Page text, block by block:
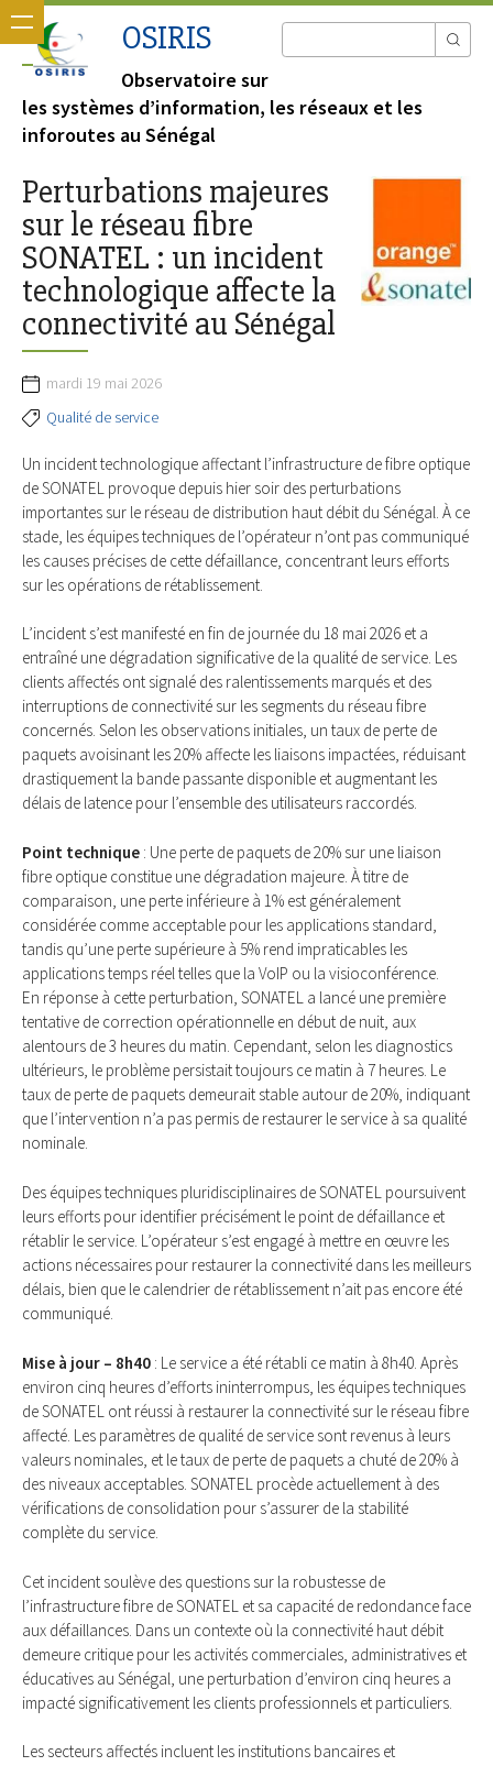
OSIRIS
Observatoire sur
les systèmes d’information, les réseaux et les
inforoutes au Sénégal
Perturbations majeures
sur le réseau fibre
SONATEL : un incident
technologique affecte la
connectivité au Sénégal
mardi 19 mai 2026
Qualité de service
Un incident technologique affectant l’infrastructure de fibre optique
de SONATEL provoque depuis hier soir des perturbations
importantes sur le réseau de distribution haut débit du Sénégal. À ce
stade, les équipes techniques de l’opérateur n’ont pas communiqué
les causes précises de cette défaillance, concentrant leurs efforts
sur les opérations de rétablissement.
L’incident s’est manifesté en fin de journée du 18 mai 2026 et a
entraîné une dégradation significative de la qualité de service. Les
clients affectés ont signalé des ralentissements marqués et des
interruptions de connectivité sur les segments du réseau fibre
concernés. Selon les observations initiales, un taux de perte de
paquets avoisinant les 20% affecte les liaisons impactées, réduisant
drastiquement la bande passante disponible et augmentant les
délais de latence pour l’ensemble des utilisateurs raccordés.
Point technique : Une perte de paquets de 20% sur une liaison
fibre optique constitue une dégradation majeure. À titre de
comparaison, une perte inférieure à 1% est généralement
considérée comme acceptable pour les applications standard,
tandis qu’une perte supérieure à 5% rend impraticables les
applications temps réel telles que la VoIP ou la visioconférence.
En réponse à cette perturbation, SONATEL a lancé une première
tentative de correction opérationnelle en début de nuit, aux
alentours de 3 heures du matin. Cependant, selon les diagnostics
ultérieurs, le problème persistait toujours ce matin à 7 heures. Le
taux de perte de paquets demeurait stable autour de 20%, indiquant
que l’intervention n’a pas permis de restaurer le service à sa qualité
nominale.
Des équipes techniques pluridisciplinaires de SONATEL poursuivent
leurs efforts pour identifier précisément le point de défaillance et
rétablir le service. L’opérateur s’est engagé à mettre en œuvre les
actions nécessaires pour restaurer la connectivité dans les meilleurs
délais, bien que le calendrier de rétablissement n’ait pas encore été
communiqué.
Mise à jour – 8h40 : Le service a été rétabli ce matin à 8h40. Après
environ cinq heures d’efforts ininterrompus, les équipes techniques
de SONATEL ont réussi à restaurer la connectivité sur le réseau fibre
affecté. Les paramètres de qualité de service sont revenus à leurs
valeurs nominales, et le taux de perte de paquets a chuté de 20% à
des niveaux acceptables. SONATEL procède actuellement à des
vérifications de consolidation pour s’assurer de la stabilité
complète du service.
Cet incident soulève des questions sur la robustesse de
l’infrastructure fibre de SONATEL et sa capacité de redondance face
aux défaillances. Dans un contexte où la connectivité haut débit
demeure critique pour les activités commerciales, administratives et
éducatives au Sénégal, une perturbation d’environ cinq heures a
impacté significativement les clients professionnels et particuliers.
Les secteurs affectés incluent les institutions bancaires et